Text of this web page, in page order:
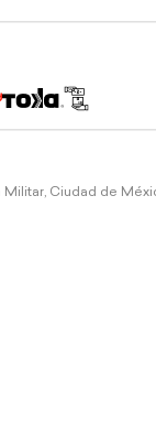
Militar, Ciudad de